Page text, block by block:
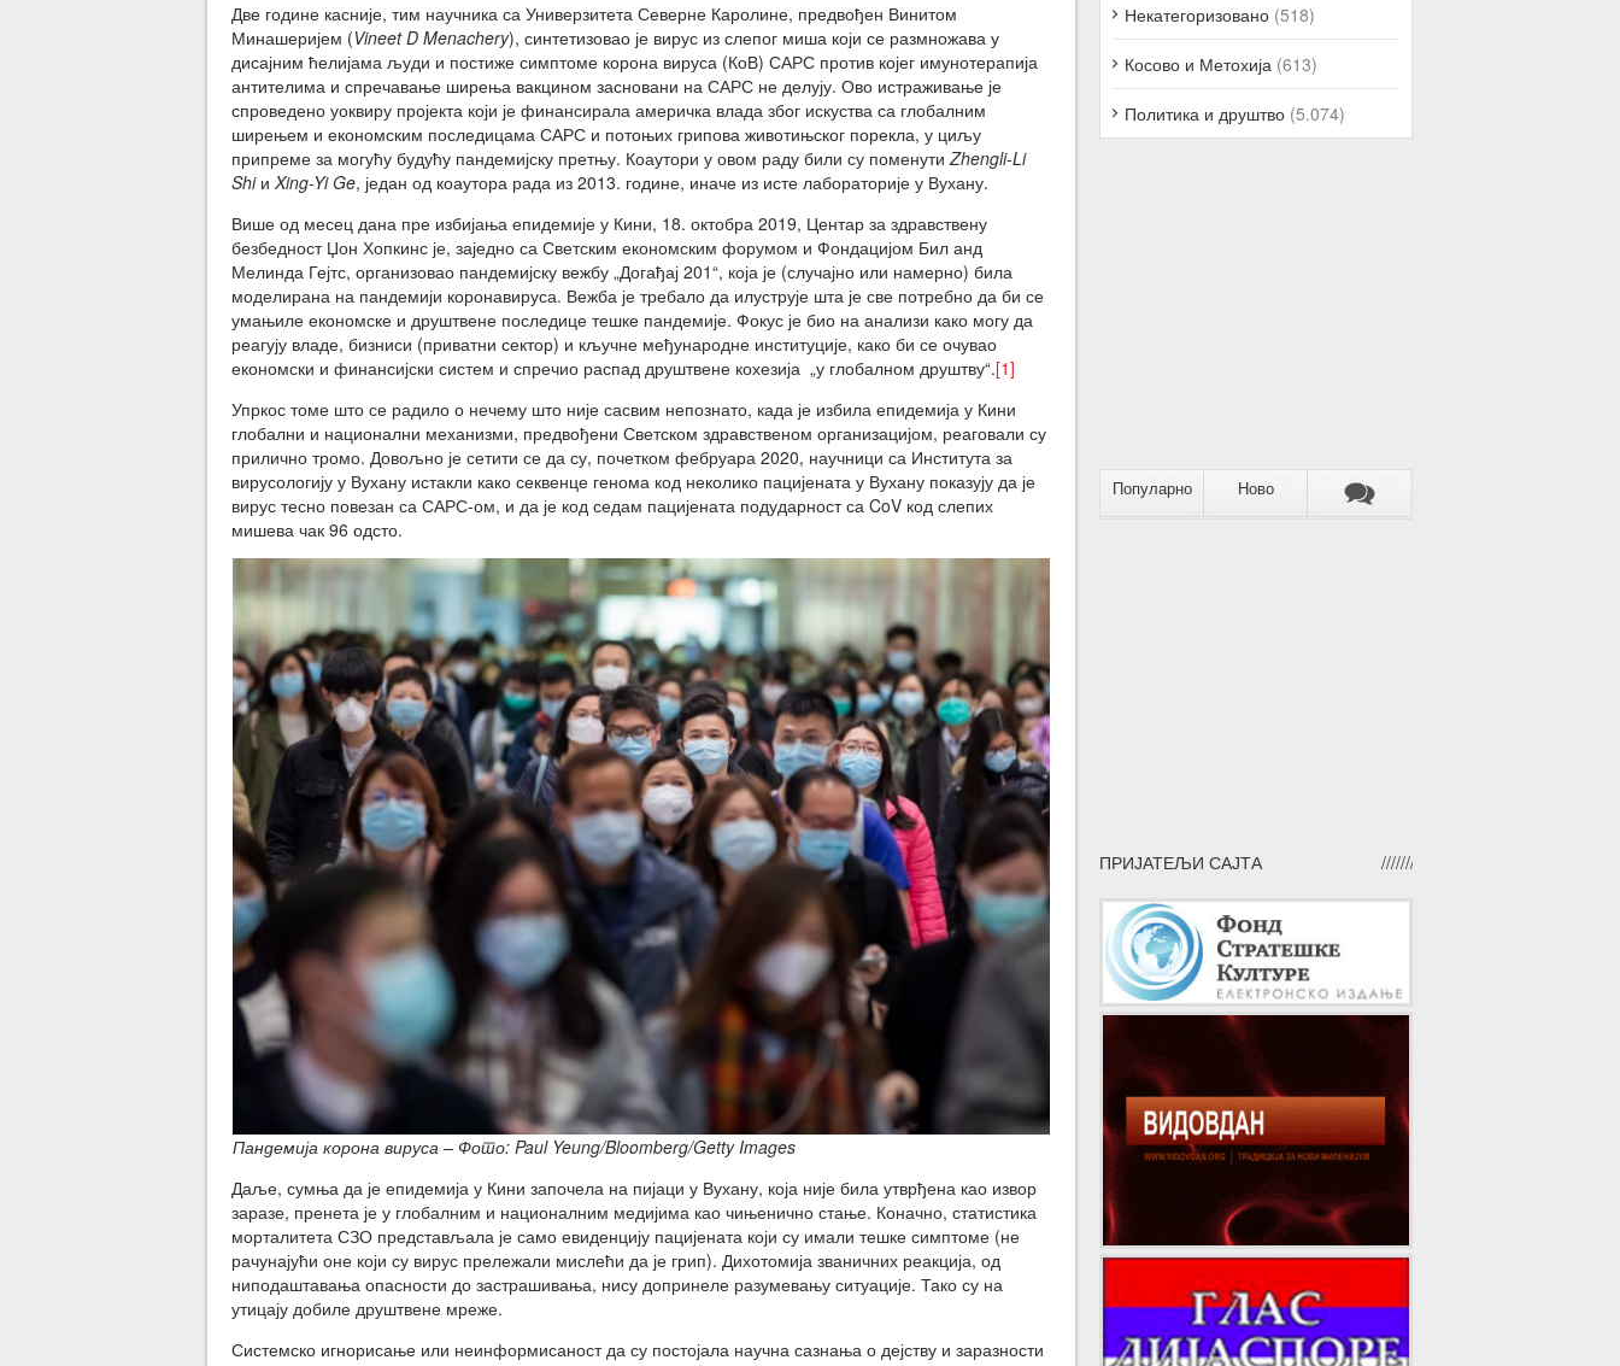
Две године касније, тим научника са Универзитета Северне Каролине, предвођен Винитом
Минашеријем (Vineet D Menachery), синтетизовао је вирус из слепог миша који се размножава у
дисајним ћелијама људи и постиже симптоме корона вируса (КоВ) САРС против којег имунотерапија
антителима и спречавање ширења вакцином засновани на САРС не делују. Ово истраживање је
спроведено уоквиру пројекта који је финансирала америчка влада због искуства са глобалним
ширењем и економским последицама САРС и потоњих грипова животињског порекла, у циљу
припреме за могућу будућу пандемијску претњу. Коаутори у овом раду били су поменутиZhengli-Li
Shiи Xing-Yi Ge, један од коаутора рада из 2013. године, иначе из исте лабораторије у Вухану.
Више од месец дана пре избијања епидемије у Кини, 18. октобра 2019, Центар за здравствену
безбедност Џон Хопкинс је, заједно са Светским економским форумом и Фондацијом Бил анд
Мелинда Гејтс, организовао пандемијску вежбу „Догађај 201“, која је (случајно или намерно) била
моделирана на пандемији коронавируса. Вежба је требало да илуструје шта је све потребно да би се
умањиле економске и друштвене последице тешке пандемије. Фокус је био на анализи како могу да
реагују владе, бизниси (приватни сектор) и кључне међународне институције, како би се очувао
економски и финансијски систем и спречио распад друштвене кохезија „у глобалном друштву“.[1]
Упркос томе што се радило о нечему што није сасвим непознато, када је избила епидемија у Кини
глобални и национални механизми, предвођени Светском здравственом организацијом, реаговали су
прилично тромо. Довољно је сетити се да су, почетком фебруара 2020, научници са Института за
вирусологију у Вухану истакли како секвенце генома код неколико пацијената у Вухану показују да је
вирус тесно повезан са САРС-ом, и да је код седам пацијената подударност са CoV код слепих
мишева чак 96 одсто.
Пандемија корона вируса – Фото: Paul Yeung/Bloomberg/Getty Images
Даље, сумња да је епидемија у Кини започела на пијаци у Вухану, која није била утврђена као извор
заразе, пренета је у глобалним и националним медијима као чињенично стање. Коначно, статистика
морталитета СЗО представљала је само евиденцију пацијената који су имали тешке симптоме (не
рачунајући оне који су вирус прележали мислећи да је грип). Дихотомија званичних реакција, од
ниподаштавања опасности до застрашивања, нису допринеле разумевању ситуације. Тако су на
утицају добиле друштвене мреже.
Системско игнорисање или неинформисаност да су постојала научна сазнања о дејству и заразности
Некатегоризовано (518)
Косово и Метохија (613)
Политика и друштво (5.074)
Популарно Ново
ПРИЈАТЕЉИ САЈТА